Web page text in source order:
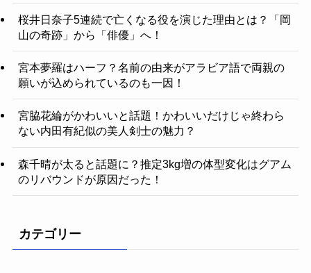
桜井日奈子5連続で亡くなる役を演じた理由とは？「岡
山の奇跡」から「俳優」へ！
宮本夢羅はハーフ？名前の由来がアラビア語で両親の
願いが込められているのも一因！
宮脇花綸がかわいいと話題！かわいいだけじゃ終わら
ない内田有紀似の美人剣士の魅力？
森千晴が太ると話題に？推定3kg増の体型変化はグアム
のリバウンドが原因だった！
カテゴリー